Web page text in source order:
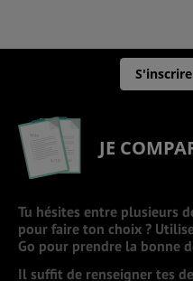
JE
Tu hésites entre plusieurs
pour faire ton choix ?
Go pour prendre la bonne
Il suffit de renseigner tes